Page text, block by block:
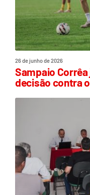
26 de junho de 2026
Sampaio
decisão contra